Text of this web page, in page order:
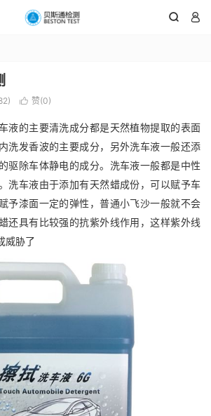
 
 赞(0)
液的主要清洗成分都是天然植物提取的表面
洗发香波的主要成分，另外洗车液一般还添
驱除车体静电的成分。洗车液一般都是中性
洗车液由于添加有天然蜡成份，可以赋予车
予漆面一定的弹性，普通小飞沙一般就不会
还具有比较强的抗紫外线作用，这样紫外线
威胁了